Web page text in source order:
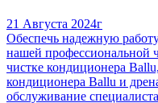
21 Августа 2024г
Обеспечь надежную
нашей профессиональной
чистке кондиционера
кондиционера Ballu и
обслуживание